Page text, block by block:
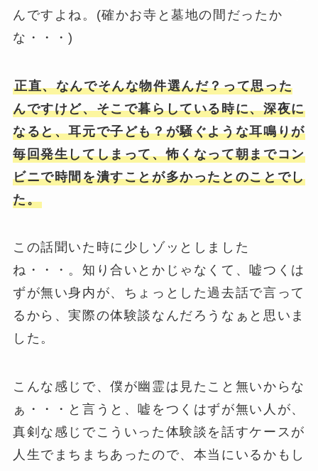
んですよね。(確かお寺と墓地の間だったか
な・・・)
正直、なんでそんな物件選んだ？って思った
んですけど、そこで暮らしている時に、深夜に
なると、耳元で子ども？が騒ぐような耳鳴りが
毎回発生してしまって、怖くなって朝までコン
ビニで時間を潰すことが多かったとのことでし
た。
この話聞いた時に少しゾッとしました
ね・・・。知り合いとかじゃなくて、嘘つくは
ずが無い身内が、ちょっとした過去話で言って
るから、実際の体験談なんだろうなぁと思いま
した。
こんな感じで、僕が幽霊は見たこと無いからな
ぁ・・・と言うと、嘘をつくはずが無い人が、
真剣な感じでこういった体験談を話すケースが
人生でまちまちあったので、本当にいるかもし